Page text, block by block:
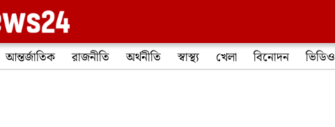
আন্তর্জাতিক রাজনীতি অর্থনীতি স্বাস্থ্য খেলা বিনোদন ভিডিও